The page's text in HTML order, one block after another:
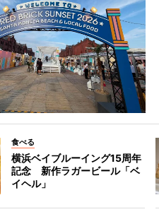
食べる
横浜ベイブルーイング15周年
記念 新作ラガービール「ベ
イヘル」